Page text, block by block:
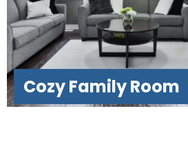
Cozy Family Room